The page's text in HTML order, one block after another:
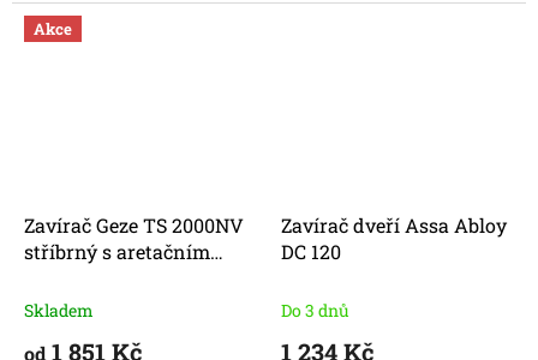
Akce
Zavírač Geze TS 2000NV
stříbrný s aretačním
Skladem
od1 851 Kč
Zavírač dveří Assa Abloy
DC 120
Do 3 dnů
1 234 Kč